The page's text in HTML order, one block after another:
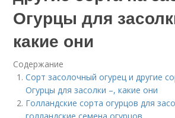
Огурцы для
какие они
Содержание
Сорт засолочный огурец и другие
Огурцы для засолки –, какие они
Голландские сорта огурцов для